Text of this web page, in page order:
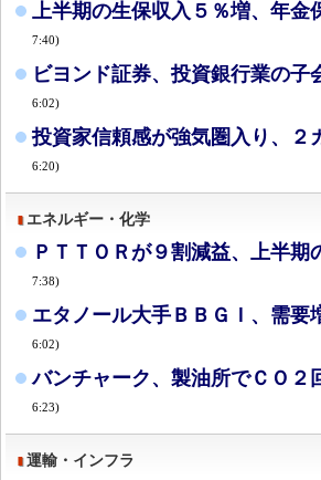
上半期の生保収入５％増、年金
7:40)
ビヨンド証券、投資銀行業の子
6:02)
投資家信頼感が強気圏入り、２
6:20)
エネルギー・化学
ＰＴＴＯＲが９割減益、上半期
7:38)
エタノール大手ＢＢＧＩ、需要
6:02)
バンチャーク、製油所でＣＯ２
6:23)
運輸・インフラ